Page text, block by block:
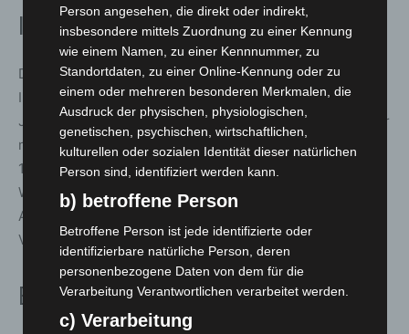
IdeenExpo
Die IdeenExpo ist Europas größtes Technologie- und
Innovationsfestival für junge Menschen. Vom 20. bis 28.
Juni 2026 präsentieren auf dem Messegelände Hannover
mehr als 330 Aussteller über 800 Mitmach-Exponate in
14 Themenbereichen. Hinzu kommen über 900
Workshops sowie zahlreiche Bühnenformate, Shows und
Angebote zur Berufsorientierung. Der Eintritt ist an allen
Veranstaltungstagen kostenfrei.
Einordnung
Person angesehen, die direkt oder indirekt,
insbesondere mittels Zuordnung zu einer Kennung
wie einem Namen, zu einer Kennnummer, zu
Standortdaten, zu einer Online-Kennung oder zu
einem oder mehreren besonderen Merkmalen, die
Ausdruck der physischen, physiologischen,
genetischen, psychischen, wirtschaftlichen,
kulturellen oder sozialen Identität dieser natürlichen
Person sind, identifiziert werden kann.
b) betroffene Person
Betroffene Person ist jede identifizierte oder
identifizierbare natürliche Person, deren
personenbezogene Daten von dem für die
Verarbeitung Verantwortlichen verarbeitet werden.
c) Verarbeitung